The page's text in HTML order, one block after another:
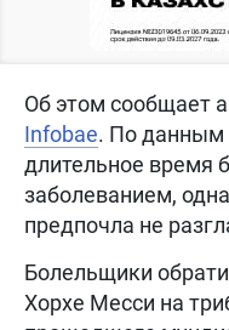
Об этом сообщает
Infobae. По данным
длительное время
заболеванием,
предпочла не
Болельщики
Хорхе Месси на